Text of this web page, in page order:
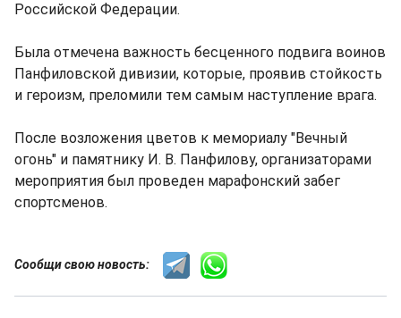
Российской Федерации.
Была отмечена важность бесценного подвига воинов
Панфиловской дивизии, которые, проявив стойкость
и героизм, преломили тем самым наступление врага.
После возложения цветов к мемориалу "Вечный
огонь" и памятнику И. В. Панфилову, организаторами
мероприятия был проведен марафонский забег
спортсменов.
Сообщи свою новость: